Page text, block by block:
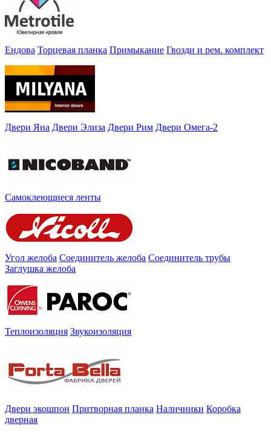
Ендова Торцевая планка Примыкание Гвозди и рем. комплект
Двери Яна Двери Элиза Двери Рим Двери Омега-2
Самоклеющиеся ленты
Угол желоба Соединитель желоба Соединитель трубы
Заглушка желоба
Теплоизоляция Звукоизоляция
Двери экошпон Притворная планка Наличники Коробка
дверная